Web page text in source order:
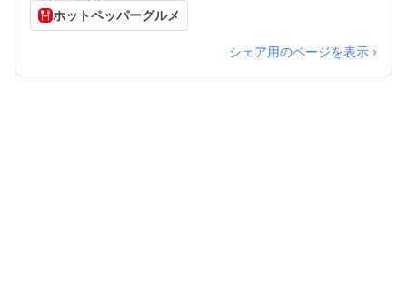
ホットペッパーグルメ
シェア用のページを表示 ›